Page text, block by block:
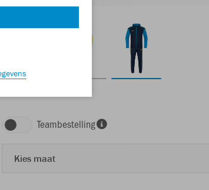
Teambestelling
Kies maat